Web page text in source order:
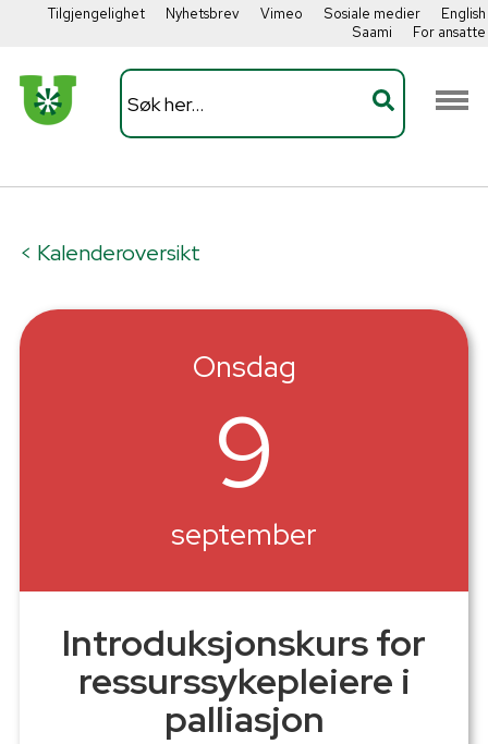
Tilgjengelighet Nyhetsbrev Vimeo Sosiale medier
English
Saami
For ansatte
< Kalenderoversikt
Onsdag
9
september
Introduksjonskurs for
ressurssykepleiere i
palliasjon